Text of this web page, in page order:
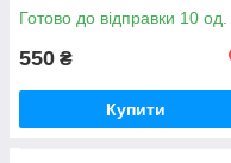
Готово до відправки 10 од.
550 ₴
Купити